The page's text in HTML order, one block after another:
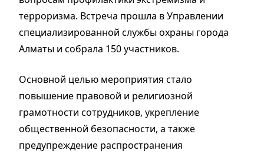
терроризма. Встреча прошла в Управлении
специализированной службы охраны города
Алматы и собрала 150 участников.
Основной целью мероприятия стало
повышение правовой и религиозной
грамотности сотрудников, укрепление
общественной безопасности, а также
предупреждение распространения